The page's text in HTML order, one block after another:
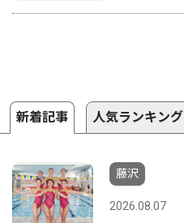
新着記事 人気ランキング
藤沢
2026.08.07